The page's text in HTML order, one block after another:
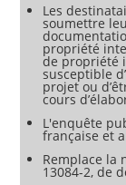
Les
soumettre
propriété
de propriété
susceptible
projet ou
cours
L'enquête
française et
Remplace la
13084-2, de